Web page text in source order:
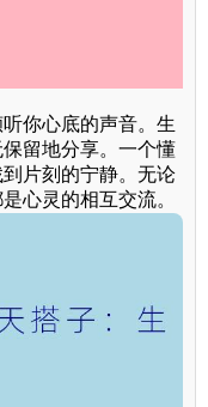
你心底的声音。生
留地分享。一个懂
片刻的宁静。无论
心灵的相互交流。